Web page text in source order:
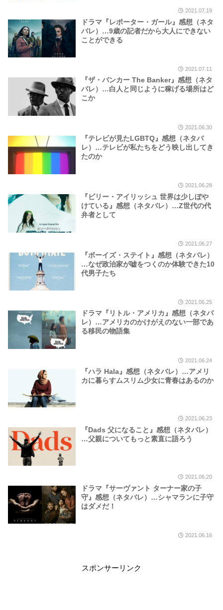
2021.07.19
ドラマ『レポーター・ガール』感想（ネタ
バレ）…9歳の記者だから大人にできない
ことができる
2021.07.11
『ザ・バンカー The Banker』感想（ネタ
バレ）…白人と同じように稼げる場所はど
こか
2021.06.30
『テレビが見たLGBTQ』感想（ネタバ
レ）…テレビが私たちをどう映し出してき
たのか
2021.06.28
『ビリー・アイリッシュ 世界は少しぼや
けている』感想（ネタバレ）…Z世代の代
弁者として
2021.06.27
『ボーイズ・ステイト』感想（ネタバレ）
…なぜ政治家が嘘をつくのか体験できた10
代男子たち
2021.06.25
ドラマ『リトル・アメリカ』感想（ネタバ
レ）…アメリカのかけがえのない一部であ
る移民の物語集
2021.06.24
『ハラ Hala』感想（ネタバレ）…アメリ
カに暮らすムスリム少女に青春はあるのか
2021.06.23
『Dads 父になること』感想（ネタバレ）
…父親についてもっと素直に語ろう
2021.06.20
ドラマ『サーヴァント ターナー家の子
守』感想（ネタバレ）…シャマランに子守
はダメだ！
2021.06.16
スポンサーリンク